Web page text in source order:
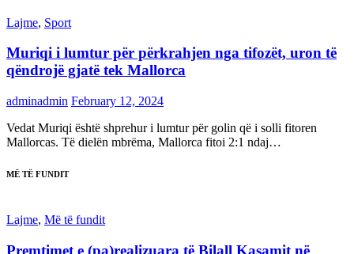
Lajme, Sport
Muriqi i lumtur për përkrahjen nga tifozët, uron të
qëndrojë gjatë tek Mallorca
adminadmin February 12, 2024
Vedat Muriqi është shprehur i lumtur për golin që i solli fitoren
Mallorcas. Të dielën mbrëma, Mallorca fitoi 2:1 ndaj…
MË TË FUNDIT
Lajme, Më të fundit
Premtimet e (pa)realizuara të Bilall Kasamit në